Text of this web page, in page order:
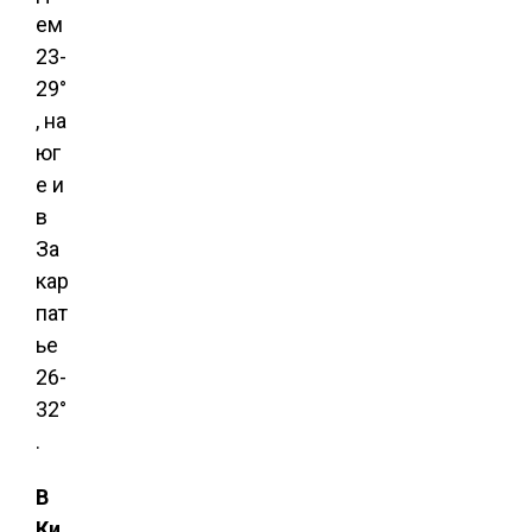
ем
23-
29°
, на
юг
е и
в
За
кар
пат
ье
26-
32°
.
В